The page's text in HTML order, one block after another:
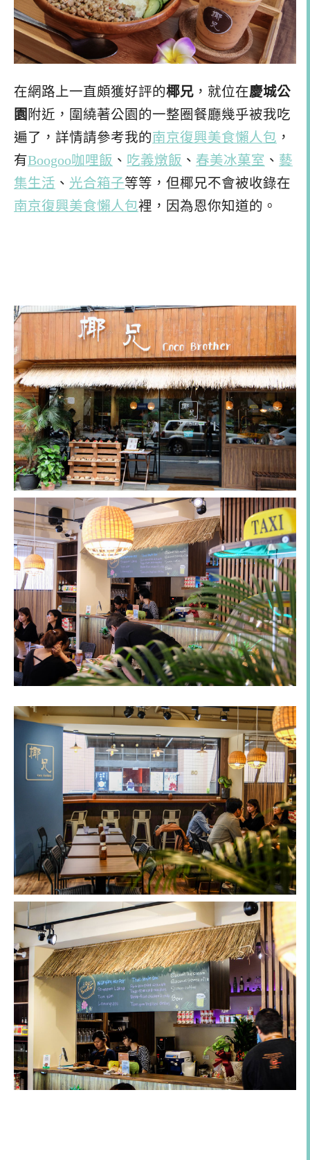
在網路上一直頗獲好評的椰兄 ，就位在慶城公
園 附近，圍繞著公園的一整圈餐廳幾乎被我吃
遍了，詳情請參考我的南京復興美食懶人包 ，
有Boogoo咖哩飯 、 吃義燉飯 、 春美冰菓室 、 藝
集生活 、 光合箱子等等，但椰兄不會被收錄在
南京復興美食懶人包裡，因為恩你知道的。